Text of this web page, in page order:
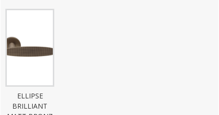
ELLIPSE
BRILLIANT